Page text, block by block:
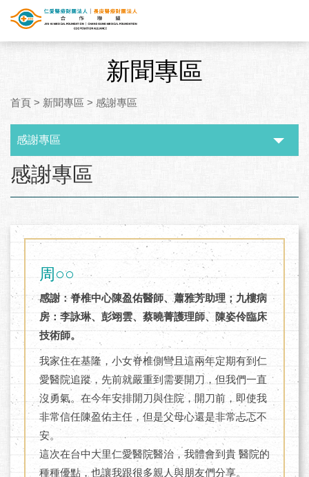
新聞專區
首頁 > 新聞專區 > 感謝專區
感謝專區
感謝專區
周○○
感謝：脊椎中心陳盈佑醫師、蕭雅芳助理；九樓病
房：李詠琳、彭翊雲、蔡曉菁護理師、陳姿伶臨床
技術師。
我家住在基隆，小女脊椎側彎且這兩年定期有到仁
愛醫院追蹤，先前就嚴重到需要開刀，但我們一直
沒勇氣。在今年安排開刀與住院，開刀前，即使我
非常信任陳盈佑主任，但是父母心還是非常忐忑不
安。
這次在台中大里仁愛醫院醫治，我體會到貴 醫院的
種種優點，也讓我跟很多親人與朋友們分享。